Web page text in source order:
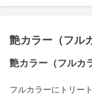
艶カラー（フル
艶カラー（フルカ
フルカラーにトリー